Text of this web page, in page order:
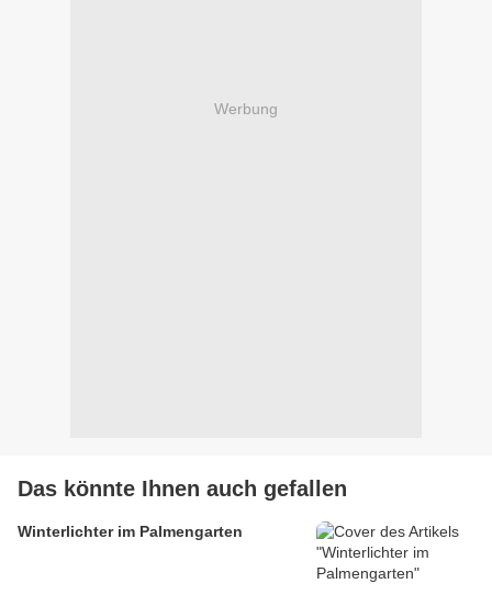
Werbung
Das könnte Ihnen auch gefallen
Winterlichter im Palmengarten